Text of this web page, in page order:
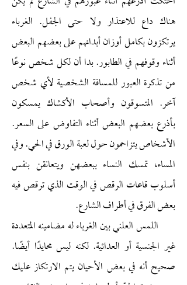
هناك داع للاعتذار ولا حتى الجفل. الغرباء
يرتكزون بكامل أوزان أبدانهم على بعضهم البعض
أثناء وقوفهم في الطابور. بدا أن لكل شخص نوعًا
من تذكرة العبور للمسافة الشخصية لأي شخص
آخر. المتسوقون وأصحاب الأكشاك يمسكون
بأذرع بعضهم البعض أثناء التفاوض على السعر.
الأشخاص يتزاحمون حول لعبة الورق في الحي. وفي
المساء، تمسك النساء ببعضهن ويتعانقن بنفس
أسلوب قاعات الرقص في الوقت الذي ترقص فيه
بعض الفرق في أطراف الشارع.
اللمس العلني بين الغرباء له مضامينه المتعددة
غير الجنسية أو العدائية. لكنه ليس محايدًا أيضًا.
صحيح أنه في بعض الأحيان يتم الارتكاز عليك